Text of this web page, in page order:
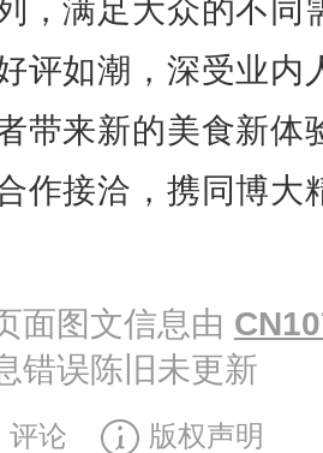
，满足大众的不同
评如潮，深受业内
带来新的美食新体
作接洽，携同博大
面图文信息由
错误陈旧未更新
评论 版权声明